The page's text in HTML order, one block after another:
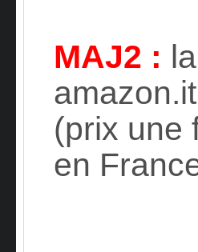
MAJ2 :
(prix une
en